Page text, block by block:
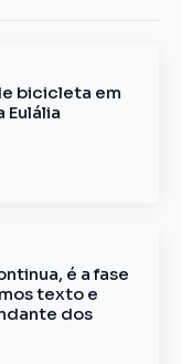
bicicleta em
Eulália
é a fase
texto e
dos